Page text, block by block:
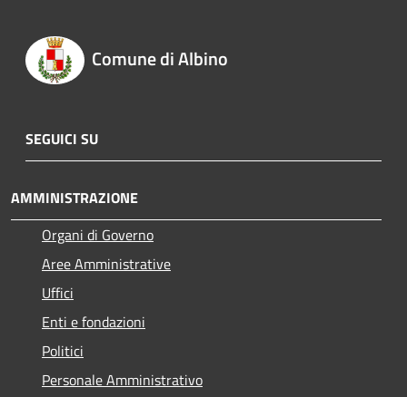
Comune di Albino
SEGUICI SU
AMMINISTRAZIONE
Organi di Governo
Aree Amministrative
Uffici
Enti e fondazioni
Politici
Personale Amministrativo